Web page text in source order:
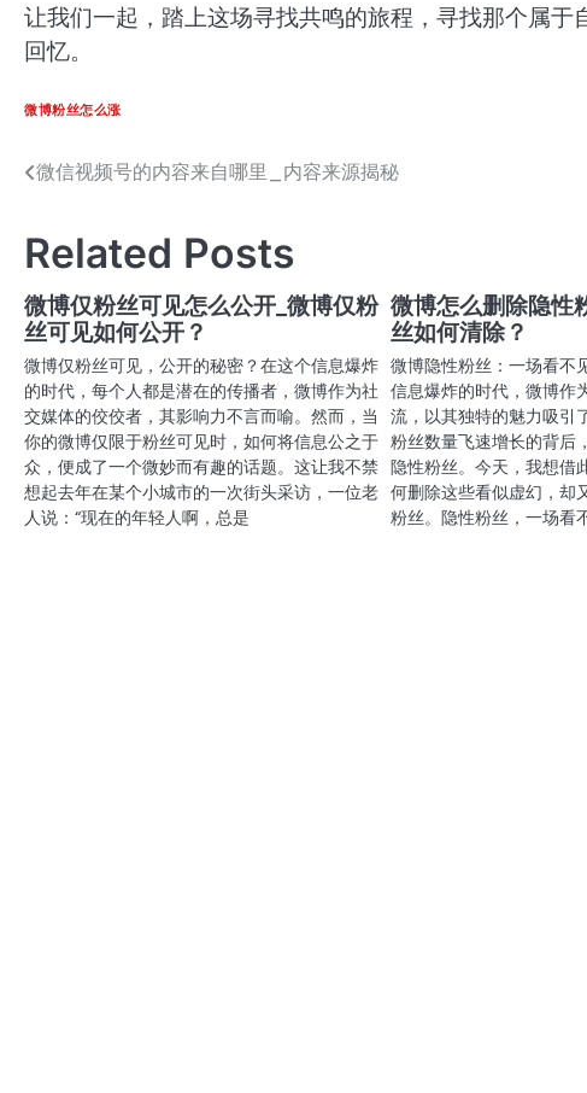
让我们一起，踏上这场寻找共鸣的旅程，寻找那个属
回忆。
微博粉丝怎么涨
文
导
航
微信视频号的内容来自哪里_内容来源揭秘
Related Posts
微博仅粉丝可见怎么公开_微博仅粉
丝可见如何公开？
微博仅粉丝可见，公开的秘密？在这个信息爆炸
的时代，每个人都是潜在的传播者，微博作为社
交媒体的佼佼者，其影响力不言而喻。然而，当
你的微博仅限于粉丝可见时，如何将信息公之于
众，便成了一个微妙而有趣的话题。这让我不禁
想起去年在某个小城市的一次街头采访，一位老
人说：“现在的年轻人啊，总是
微博怎么删除隐性
丝如何清除？
微博隐性粉丝：一场看不
信息爆炸的时代，微博作
流，以其独特的魅力吸引
粉丝数量飞速增长的背
隐性粉丝。今天，我想借
何删除这些看似虚幻，却
粉丝。隐性粉丝，一场看